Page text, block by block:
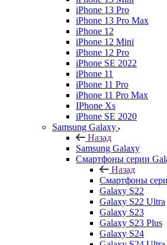
iPhone 13 Pro
iPhone 13 Pro Max
iPhone 12
iPhone 12 Mini
iPhone 12 Pro
iPhone SE 2022
iPhone 11
iPhone 11 Pro
iPhone 11 Pro Max
IPhone Xs
iPhone SE 2020
Samsung Galaxy
Назад
Samsung Galaxy
Смартфоны серии
Назад
Смартфоны
Galaxy S22
Galaxy S22 Ultra
Galaxy S23
Galaxy S23 Plus
Galaxy S24